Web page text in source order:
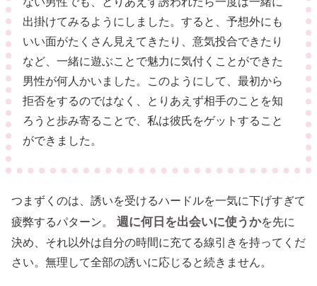
出掛けてみるようにしました。すると、予想外にも
いい面がたくさん見えてきたり、意気投合できたり
など、一緒に遊ぶことで魅力に気付くことができた
男性が何人かいました。このようにして、最初から
拒否をするのではなく、とりあえず相手のことを知
ろうと歩み寄ることで、私は彼氏をゲットすること
ができました。
つまずくのは、誘いを受けるハードルを一気に下げすぎて
疲弊するパターン。
週に何日を出会いに使うかを先に
決め、それ以外は自分の時間に充てる線引きを持ってくだ
さい。無理して全部の誘いに応じると続きません。